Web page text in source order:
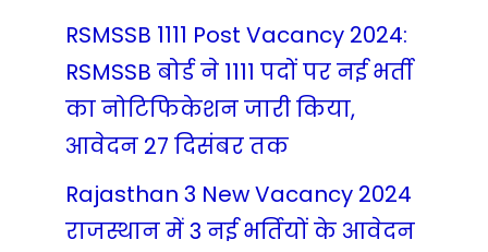
RSMSSB 1111 Post Vacancy 2024:
RSMSSB बोर्ड ने 1111 पदों पर नई भर्ती
का नोटिफिकेशन जारी किया,
आवेदन 27 दिसंबर तक
Rajasthan 3 New Vacancy 2024
राजस्थान में 3 नई भर्तियों के आवेदन